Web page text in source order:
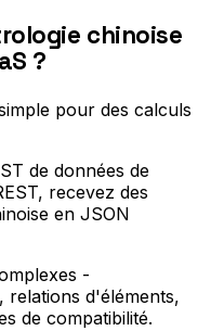
chinoise
?
pour des calculs
de données de
recevez des
en JSON
-
d'éléments,
de compatibilité.